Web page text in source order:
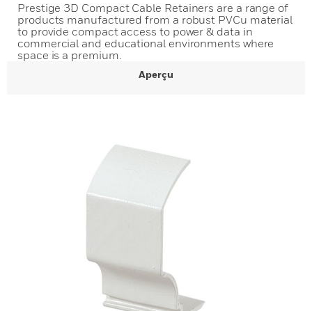
Prestige 3D Compact Cable Retainers are a range of
products manufactured from a robust PVCu material
to provide compact access to power & data in
commercial and educational environments where
space is a premium.
Aperçu